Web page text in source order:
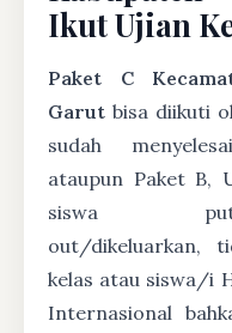
Ikut Ujian
Paket C
Garut bisa diikuti
sudah
ataupun Paket B,
siswa
out/dikeluarkan,
kelas atau siswa/i
Internasional